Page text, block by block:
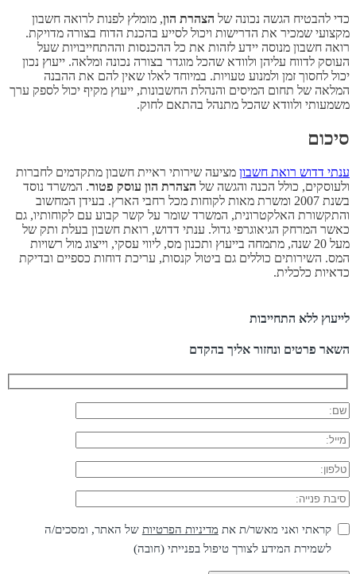
כדי להבטיח הגשה נכונה של הצהרת הון, מומלץ לפנות לרואה חשבון
מקצועי שמכיר את הדרישות ויכול לסייע בהכנת הדוח בצורה מדויקת.
רואה חשבון מנוסה יידע לזהות את כל ההכנסות וההתחייבויות שעל
העוסק לדווח עליהן ולוודא שהכל מוגדר בצורה נכונה ומלאה. ייעוץ נכון
יכול לחסוך זמן ולמנוע טעויות. במיוחד לאלו שאין להם את ההבנה
המלאה של תחום המיסים והנהלת החשבונות, ייעוץ מקיף יכול לספק ערך
משמעותי ולוודא שהכל מתנהל בהתאם לחוק.
סיכום
ענתי דדוש רואת חשבון מציעה שירותי ראיית חשבון מתקדמים לחברות
ולעוסקים, כולל הכנה והגשה של הצהרת הון עוסק פטור. המשרד נוסד
בשנת 2007 ומשרת מאות לקוחות מכל רחבי הארץ. בעידן המחשוב
והתקשורת האלקטרונית, המשרד שומר על קשר קבוע עם לקוחותיו, גם
כאשר המרחק הגיאוגרפי גדול. ענתי דדוש, רואת חשבון בעלת ותק של
מעל 20 שנה, מתמחה בייעוץ ותכנון מס, ליווי עסקי, וייצוג מול רשויות
המס. השירותים כוללים גם ביטול קנסות, עריכת דוחות כספיים ובדיקת
כדאיות כלכלית.
לייעוץ ללא התחייבות
השאר פרטים ונחזור אליך בהקדם
קראתי ואני מאשר/ת את מדיניות הפרטיות של האתר, ומסכים/ה
לשמירת המידע לצורך טיפול בפנייתי (חובה)